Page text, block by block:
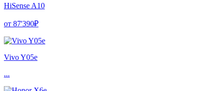
HiSense A10
от 87'390₽
Vivo Y05e
...